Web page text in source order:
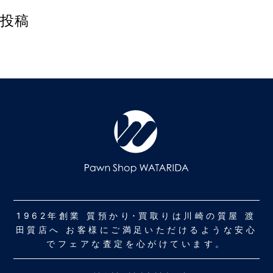
投稿
1962年創業 質預かり･買取りは川崎の質屋 渡
田質店へ お客様にご満足いただけるような安心
でフェアな査定を心がけています。